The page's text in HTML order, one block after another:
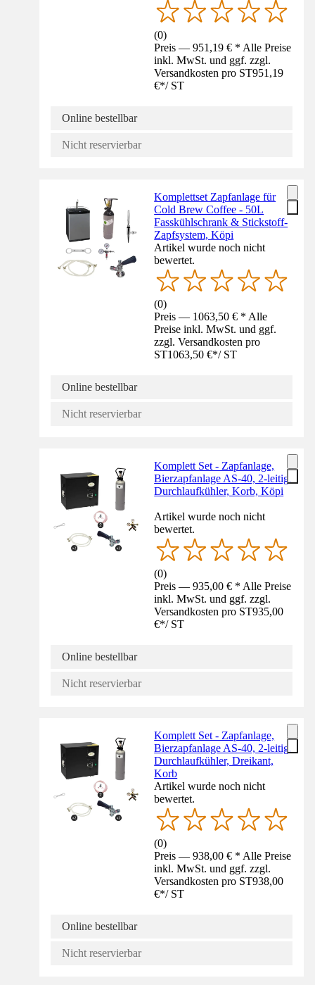
(0)
Preis — 951,19 € * Alle Preise
inkl. MwSt. und ggf. zzgl.
Versandkosten pro ST951,19
€*/ ST
Online bestellbar
Nicht reservierbar
Komplettset Zapfanlage für
Cold Brew Coffee - 50L
Fasskühlschrank & Stickstoff-
Zapfsystem, Köpi
Artikel wurde noch nicht
bewertet.
(0)
Preis — 1063,50 € * Alle
Preise inkl. MwSt. und ggf.
zzgl. Versandkosten pro
ST1063,50 €*/ ST
Online bestellbar
Nicht reservierbar
Komplett Set - Zapfanlage,
Bierzapfanlage AS-40, 2-leitig,
Durchlaufkühler, Korb, Köpi
Artikel wurde noch nicht
bewertet.
(0)
Preis — 935,00 € * Alle Preise
inkl. MwSt. und ggf. zzgl.
Versandkosten pro ST935,00
€*/ ST
Online bestellbar
Nicht reservierbar
Komplett Set - Zapfanlage,
Bierzapfanlage AS-40, 2-leitig,
Durchlaufkühler, Dreikant,
Korb
Artikel wurde noch nicht
bewertet.
(0)
Preis — 938,00 € * Alle Preise
inkl. MwSt. und ggf. zzgl.
Versandkosten pro ST938,00
€*/ ST
Online bestellbar
Nicht reservierbar